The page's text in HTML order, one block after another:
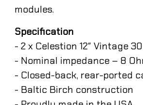
modules.
Specification
- 2 x Celestion 12″ Vintage 30
- Nominal impedance – 8
- Closed-back, rear-ported
- Baltic Birch construction